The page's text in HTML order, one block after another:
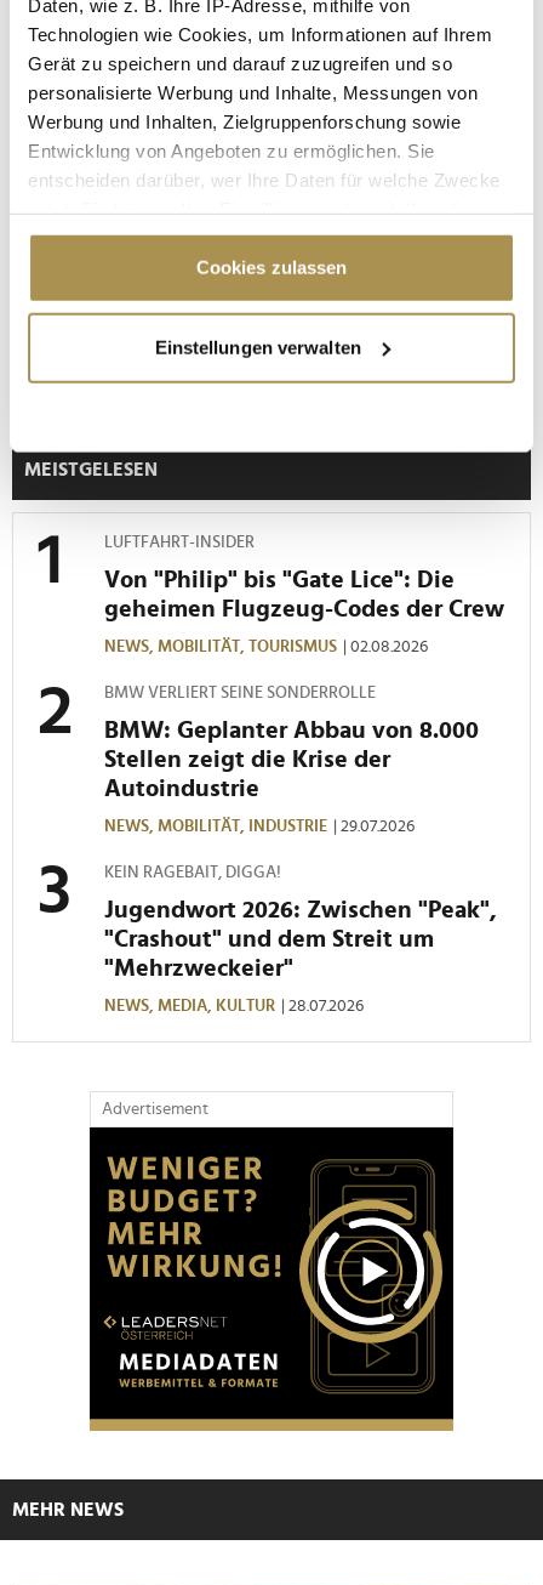
Daten, wie z. B. Ihre IP-Adresse, mithilfe von
Technologien wie Cookies, um Informationen auf Ihrem
Gerät zu speichern und darauf zuzugreifen und so
personalisierte Werbung und Inhalte, Messungen von
Werbung und Inhalten, Zielgruppenforschung sowie
Entwicklung von Angeboten zu ermöglichen. Sie
entscheiden darüber, wer Ihre Daten für welche Zwecke
Cookie-Erklärung oder durch Klicken auf das Privacy
Trigger Symbol ändern oder widerrufen
Informationen über Ihre geografische Lage
erfassen, welche bis auf einige Meter genau sein
bestimmten Merkmalen (Fingerprinting) identifizieren
Erfahren Sie mehr darüber, wie Ihre persönlichen Daten
verarbeitet werden, und legen Sie Ihre Präferenzen im
Abschnitt Einzelheitenfest.
Wir verwenden Cookies, um Inhalte und Anzeigen zu
personalisieren, Funktionen für soziale Medien anbieten
zu können und die Zugriffe auf unsere Website zu
analysieren. Außerdem geben wir Informationen zu Ihrer
Verwendung unserer Website an unsere Partner für
soziale Medien, Werbung und Analysen weiter. Unsere
Partner führen diese Informationen möglicherweise mit
weiteren Daten zusammen, die Sie ihnen bereitgestellt
gesammelt haben.
Cookies zulassen
Einstellungen verwalten
LAUTSCHALTEN
"Die Leute wollen einen Skandal im
Sommerloch"
MEISTGELESEN
LUFTFAHRT-INSIDER
Von "Philip" bis "Gate Lice": Die
geheimen Flugzeug-Codes der Crew
NEWS, MOBILITÄT, TOURISMUS | 02.08.2026
BMW VERLIERT SEINE SONDERROLLE
BMW: Geplanter Abbau von 8.000
Stellen zeigt die Krise der
Autoindustrie
NEWS, MOBILITÄT, INDUSTRIE | 29.07.2026
KEIN RAGEBAIT, DIGGA!
Jugendwort 2026: Zwischen "Peak",
"Crashout" und dem Streit um
"Mehrzweckeier"
NEWS, MEDIA, KULTUR | 28.07.2026
Advertisement
MEHR NEWS